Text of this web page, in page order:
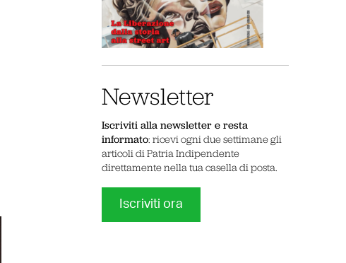
Newsletter
Iscriviti alla newsletter e resta
informato: ricevi ogni due settimane gli
articoli di Patria Indipendente
direttamente nella tua casella di posta.
Iscriviti ora